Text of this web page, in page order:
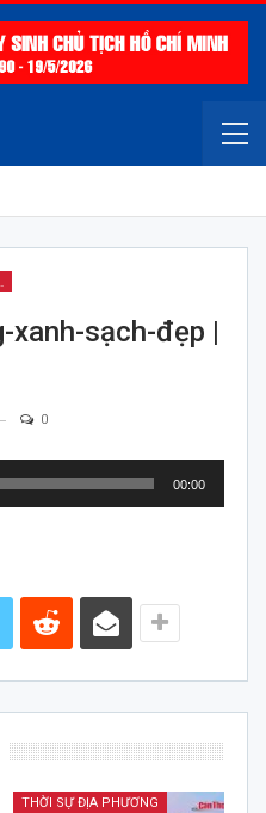
ĐẸP
xanh-sạch-đẹp |
0
00:00
THỜI SỰ ĐỊA PHƯƠNG